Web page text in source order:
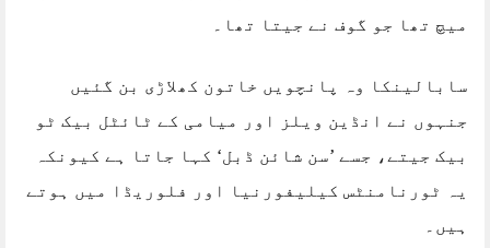
میچ تھا جو گوف نے جیتا تھا۔
سابالینکا وہ پانچویں خاتون کھلاڑی بن گئیں
جنہوں نے انڈین ویلز اور میامی کے ٹائٹل بیک ٹو
بیک جیتے، جسے ’سن شائن ڈبل‘ کہا جاتا ہے کیونکہ
یہ ٹورنامنٹس کیلیفورنیا اور فلوریڈا میں ہوتے
ہیں۔